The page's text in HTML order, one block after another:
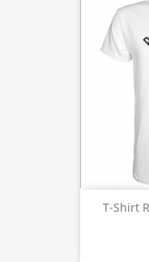
T-Shirt